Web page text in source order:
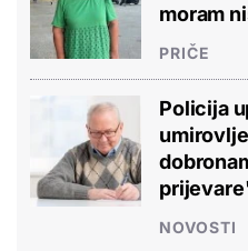
moram
PRIČE
Policija
NOVOSTI